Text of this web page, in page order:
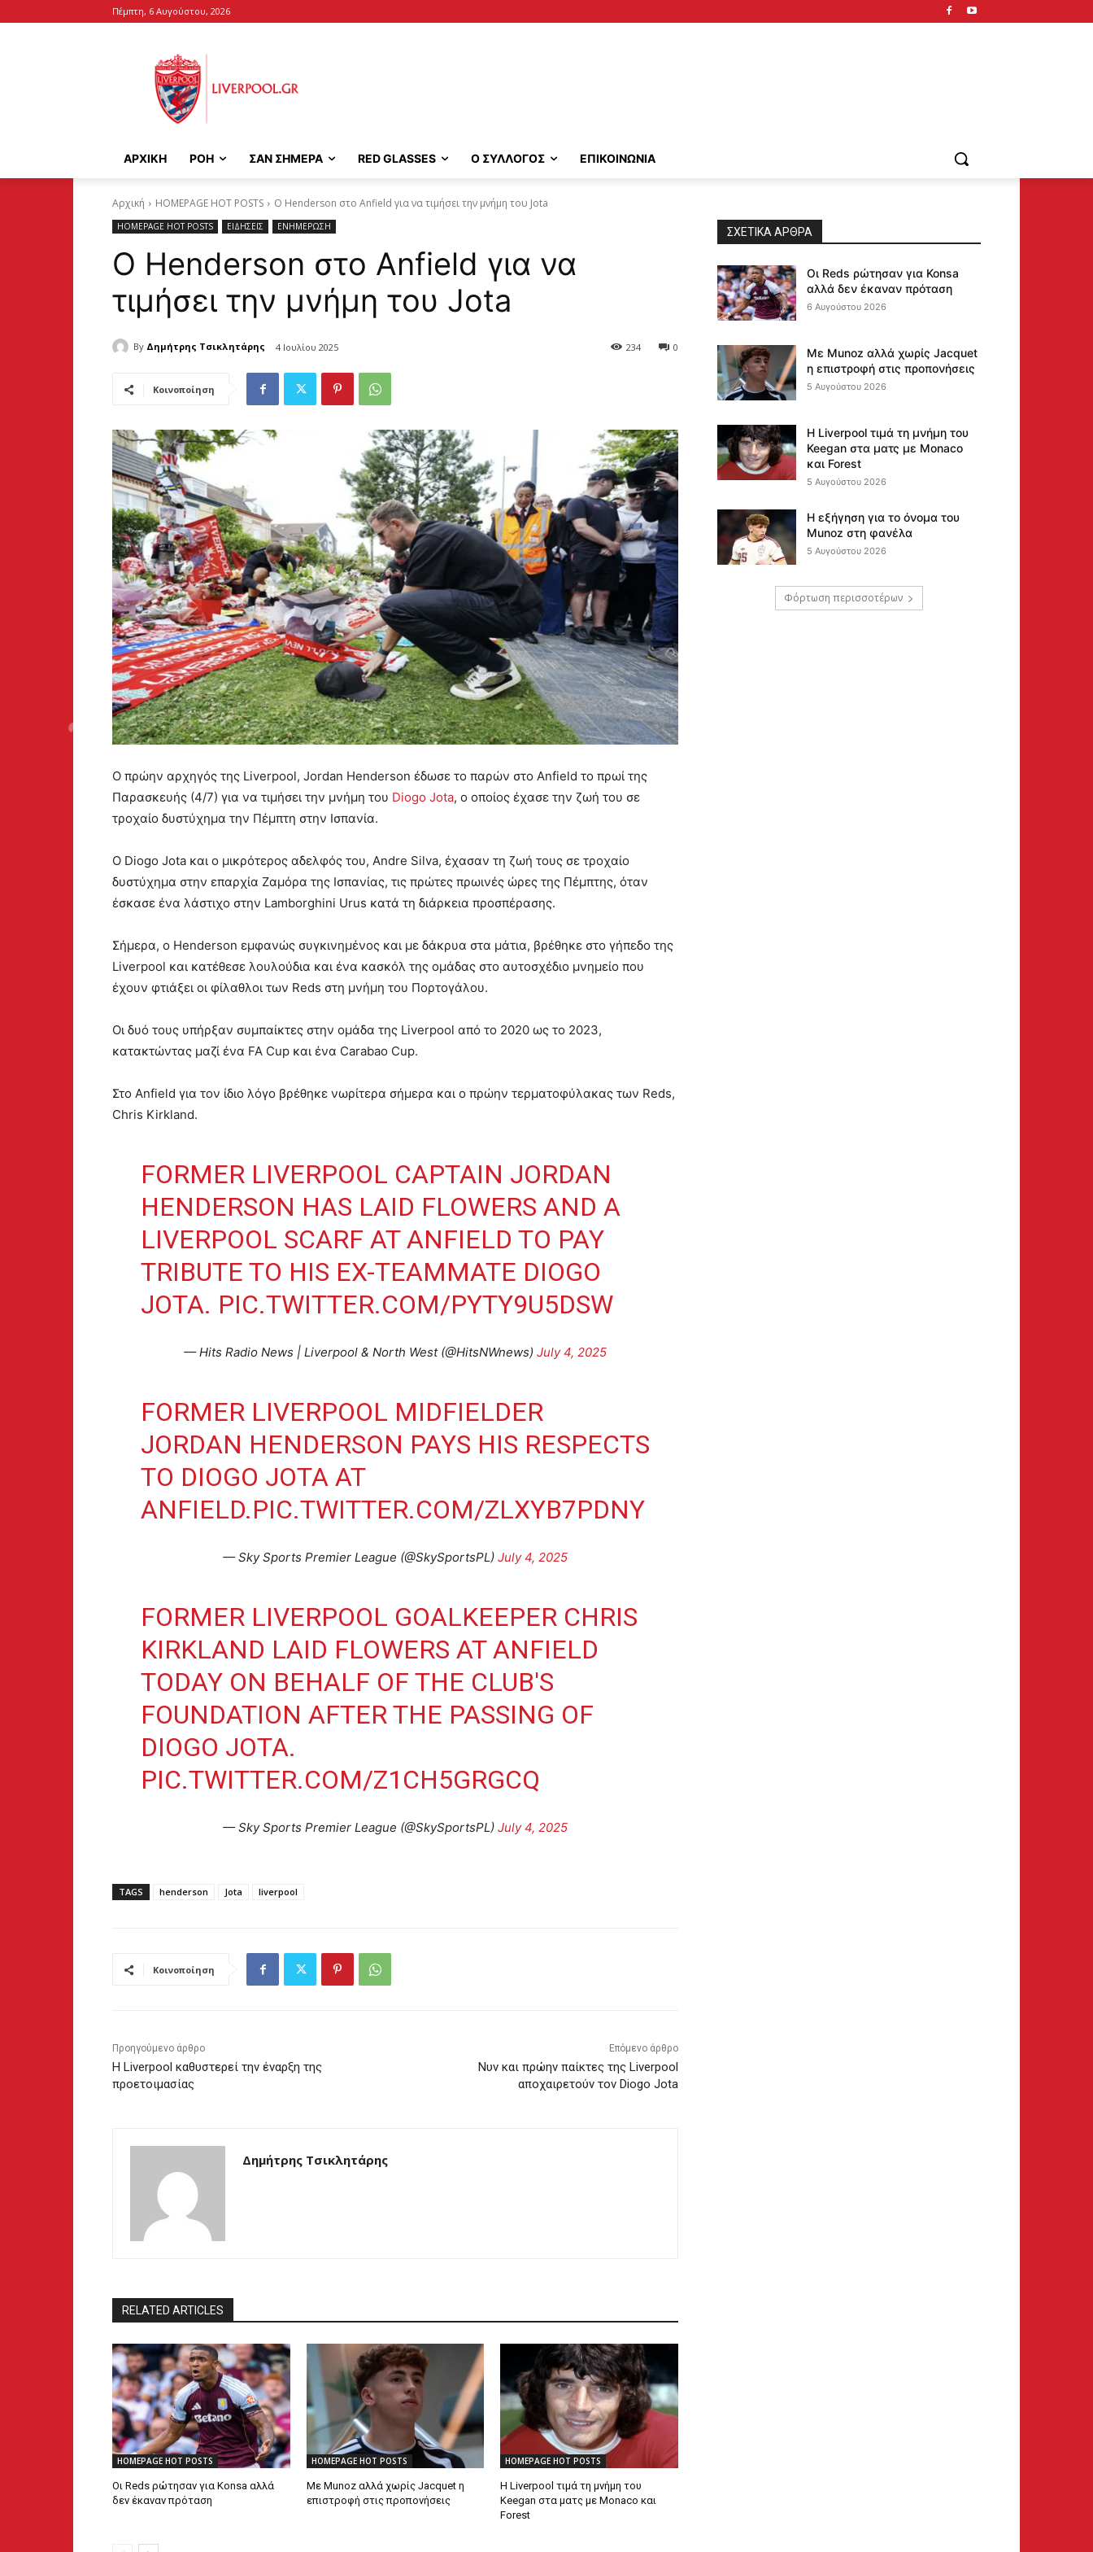
Πέμπτη, 6 Αυγούστου, 2026
ΑΡΧΙΚΉ ΡΟΗ ΣΑΝ ΣΗΜΕΡΑ RED GLASSES Ο ΣΥΛΛΟΓΟΣ ΕΠΙΚΟΙΝΩΝΙΑ
Αρχική HOMEPAGE HOT POSTS Ο Henderson στο Anfield για να τιμήσει την μνήμη του Jota
HOMEPAGE HOT POSTS ΕΙΔΗΣΕΙΣ ΕΝΗΜΕΡΩΣΗ
Ο Henderson στο Anfield για να
τιμήσει την μνήμη του Jota
By Δημήτρης Τσικλητάρης 4 Ιουλίου 2025 0
234
Κοινοποίηση
Ο πρώην αρχηγός της Liverpool, Jordan Henderson έδωσε το παρών στο Anfield το πρωί της
Παρασκευής (4/7) για να τιμήσει την μνήμη του Diogo Jota, ο οποίος έχασε την ζωή του σε
τροχαίο δυστύχημα την Πέμπτη στην Ισπανία.
Ο Diogo Jota και ο μικρότερος αδελφός του, Andre Silva, έχασαν τη ζωή τους σε τροχαίο
δυστύχημα στην επαρχία Ζαμόρα της Ισπανίας, τις πρώτες πρωινές ώρες της Πέμπτης, όταν
έσκασε ένα λάστιχο στην Lamborghini Urus κατά τη διάρκεια προσπέρασης.
Σήμερα, o Henderson εμφανώς συγκινημένος και με δάκρυα στα μάτια, βρέθηκε στο γήπεδο της
Liverpool και κατέθεσε λουλούδια και ένα κασκόλ της ομάδας στο αυτοσχέδιο μνημείο που
έχουν φτιάξει οι φίλαθλοι των Reds στη μνήμη του Πορτογάλου.
Οι δυό τους υπήρξαν συμπαίκτες στην ομάδα της Liverpool από το 2020 ως το 2023,
κατακτώντας μαζί ένα FA Cup και ένα Carabao Cup.
Στο Anfield για τον ίδιο λόγο βρέθηκε νωρίτερα σήμερα και ο πρώην τερματοφύλακας των Reds,
Chris Kirkland.
FORMER LIVERPOOL CAPTAIN JORDAN
HENDERSON HAS LAID FLOWERS AND A
LIVERPOOL SCARF AT ANFIELD TO PAY
TRIBUTE TO HIS EX-TEAMMATE DIOGO
JOTA. PIC.TWITTER.COM/PYTY9U5DSW
— Hits Radio News | Liverpool & North West (@HitsNWnews) July 4, 2025
FORMER LIVERPOOL MIDFIELDER
JORDAN HENDERSON PAYS HIS RESPECTS
TO DIOGO JOTA AT
ANFIELD.PIC.TWITTER.COM/ZLXYB7PDNY
— Sky Sports Premier League (@SkySportsPL) July 4, 2025
FORMER LIVERPOOL GOALKEEPER CHRIS
KIRKLAND LAID FLOWERS AT ANFIELD
TODAY ON BEHALF OF THE CLUB'S
FOUNDATION AFTER THE PASSING OF
DIOGO JOTA.
PIC.TWITTER.COM/Z1CH5GRGCQ
— Sky Sports Premier League (@SkySportsPL) July 4, 2025
TAGS henderson Jota liverpool
Κοινοποίηση
Προηγούμενο άρθρο
Η Liverpool καθυστερεί την έναρξη της
προετοιμασίας
Επόμενο άρθρο
Νυν και πρώην παίκτες της Liverpool
αποχαιρετούν τον Diogo Jota
Δημήτρης Τσικλητάρης
RELATED ARTICLES
HOMEPAGE HOT POSTS
Οι Reds ρώτησαν για Konsa αλλά
δεν έκαναν πρόταση
HOMEPAGE HOT POSTS
Με Munoz αλλά χωρίς Jacquet η
επιστροφή στις προπονήσεις
HOMEPAGE HOT POSTS
Η Liverpool τιμά τη μνήμη του
Keegan στα ματς με Monaco και
Forest
ΣΧΕΤΙΚΆ ΆΡΘΡΑ
Οι Reds ρώτησαν για Konsa
αλλά δεν έκαναν πρόταση
6 Αυγούστου 2026
Με Munoz αλλά χωρίς Jacquet
η επιστροφή στις προπονήσεις
5 Αυγούστου 2026
Η Liverpool τιμά τη μνήμη του
Keegan στα ματς με Monaco
και Forest
5 Αυγούστου 2026
Η εξήγηση για το όνομα του
Munoz στη φανέλα
5 Αυγούστου 2026
Φόρτωση περισσοτέρων